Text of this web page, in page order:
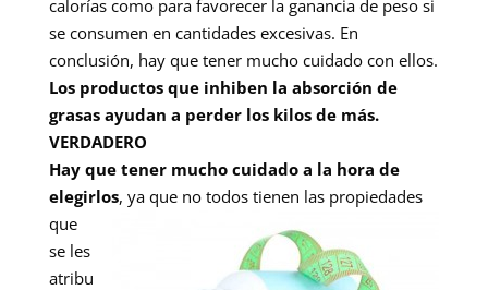
calorías como para favorecer la ganancia de peso si
se consumen en cantidades excesivas. En
conclusión, hay que tener mucho cuidado con ellos.
Los productos que inhiben la absorción de
grasas ayudan a perder los kilos de más.
VERDADERO
Hay que tener mucho cuidado a la hora de
elegirlos, ya que no todos tienen las propiedades
que
se les
atribu